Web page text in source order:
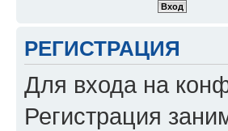
РЕГИСТРАЦИЯ
Для входа на
Регистрация